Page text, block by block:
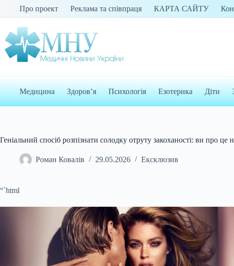
Про проект Реклама та співпраця КАРТА САЙТУ
Медицина Здоров’я Психологія Езотерика Діти
Геніальний спосіб розпізнати солодку отруту закоханості: ви про це
Роман Ковалів 29.05.2026 Ексклюзив
“`html